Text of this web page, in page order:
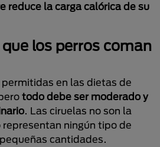
reduce la carga calórica de su
los perros coman
en las dietas de
todo debe ser moderado y
. Las ciruelas no son la
ningún tipo de
cantidades.